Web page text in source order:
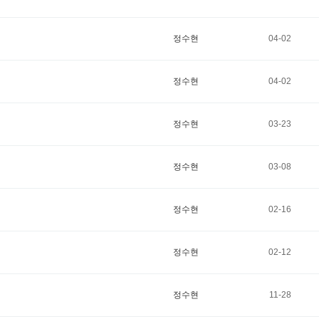
정수현 04-02
정수현 04-02
정수현 03-23
정수현 03-08
정수현 02-16
정수현 02-12
정수현 11-28